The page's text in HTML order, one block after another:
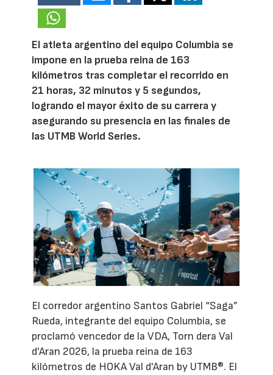
El atleta argentino del equipo Columbia se
impone en la prueba reina de 163
kilómetros tras completar el recorrido en
21 horas, 32 minutos y 5 segundos,
logrando el mayor éxito de su carrera y
asegurando su presencia en las finales de
las UTMB World Series.
El corredor argentino Santos Gabriel “Saga”
Rueda, integrante del equipo Columbia, se
proclamó vencedor de la VDA, Torn dera Val
d'Aran 2026, la prueba reina de 163
kilómetros de HOKA Val d'Aran by UTMB®. El